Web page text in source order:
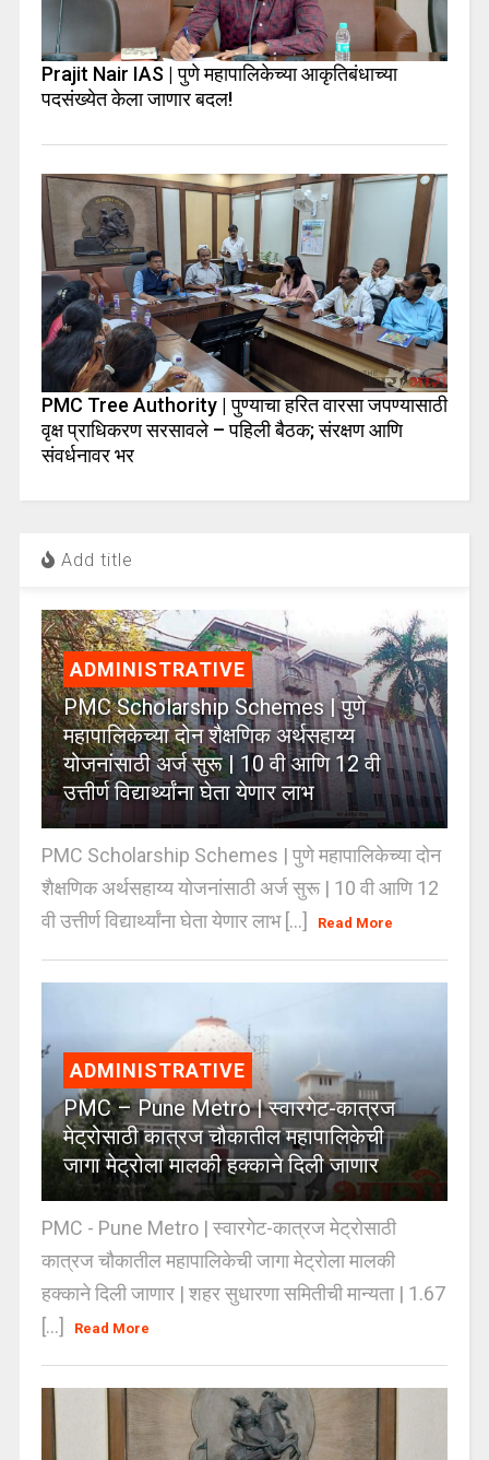
Prajit Nair IAS | पुणे महापालिकेच्या आकृतिबंधाच्या
पदसंख्येत केला जाणार बदल!
PMC Tree Authority | पुण्याचा हरित वारसा जपण्यासाठी
वृक्ष प्राधिकरण सरसावले – पहिली बैठक; संरक्षण आणि
संवर्धनावर भर
Add title
ADMINISTRATIVE
PMC Scholarship Schemes | पुणे
महापालिकेच्या दोन शैक्षणिक अर्थसहाय्य
योजनांसाठी अर्ज सुरू | 10 वी आणि 12 वी
उत्तीर्ण विद्यार्थ्यांना घेता येणार लाभ
PMC Scholarship Schemes | पुणे महापालिकेच्या दोन
शैक्षणिक अर्थसहाय्य योजनांसाठी अर्ज सुरू | 10 वी आणि 12
वी उत्तीर्ण विद्यार्थ्यांना घेता येणार लाभ [...]
Read More
ADMINISTRATIVE
PMC – Pune Metro | स्वारगेट-कात्रज
मेट्रोसाठी कात्रज चौकातील महापालिकेची
जागा मेट्रोला मालकी हक्काने दिली जाणार
PMC - Pune Metro | स्वारगेट-कात्रज मेट्रोसाठी
कात्रज चौकातील महापालिकेची जागा मेट्रोला मालकी
हक्काने दिली जाणार | शहर सुधारणा समितीची मान्यता | 1.67
[...]
Read More